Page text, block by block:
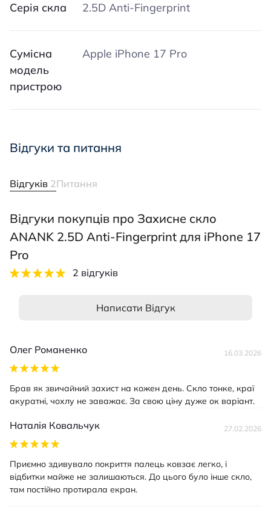
Серія скла 2.5D Anti-Fingerprint
Сумісна
модель
пристрою
Apple iPhone 17 Pro
Відгуки та питання
Відгуків 2Питання
Відгуки покупців про Захисне скло
ANANK 2.5D Anti-Fingerprint для iPhone 17
Pro
2 відгуків
Написати Відгук
Олег Романенко 16.03.2026
Брав як звичайний захист на кожен день. Скло тонке, краї
акуратні, чохлу не заважає. За свою ціну дуже ок варіант.
Наталія Ковальчук 27.02.2026
Приємно здивувало покриття палець ковзає легко, і
відбитки майже не залишаються. До цього було інше скло,
там постійно протирала екран.